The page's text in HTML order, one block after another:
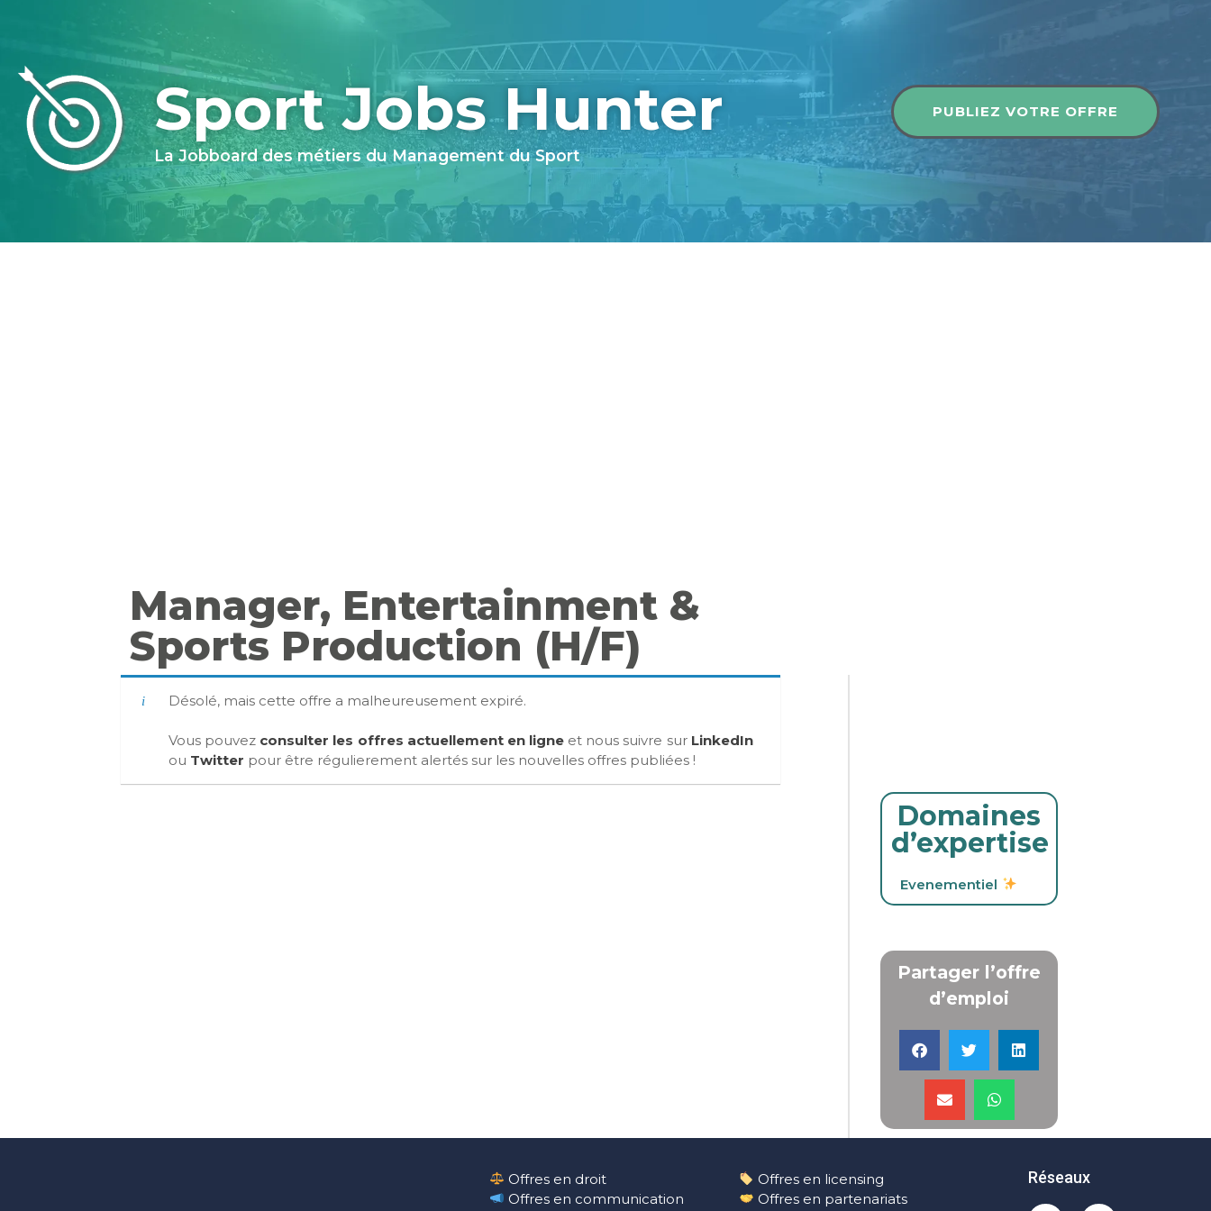
Sport Jobs Hunter
La Jobboard des métiers du Management du Sport
PUBLIEZ VOTRE OFFRE
Manager, Entertainment &
Sports Production (H/F)
Désolé, mais cette offre a malheureusement expiré.
Vous pouvez consulter les offres actuellement en ligneet nous suivre sur LinkedIn
ou Twitter pour être régulierement alertés sur les nouvelles offres publiées !
Domaines
d’expertise
Evenementiel
Partager l’offre
d’emploi
Offres en droit
Offres en communication
Offres en licensing
Offres en partenariats
Réseaux